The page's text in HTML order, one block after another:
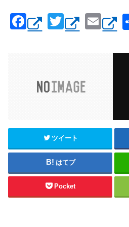
F
a
T
wi
E
m
ail
ツイート
はてブ
Pocket